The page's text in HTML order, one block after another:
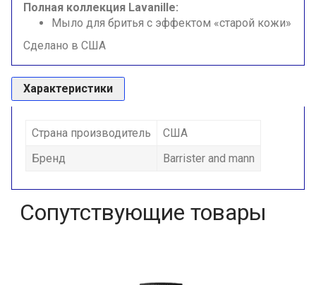
Полная коллекция Lavanille:
Мыло для бритья с эффектом «старой кожи»
Сделано в США
Характеристики
Страна производитель
США
Бренд
Barrister and mann
Сопутствующие товары